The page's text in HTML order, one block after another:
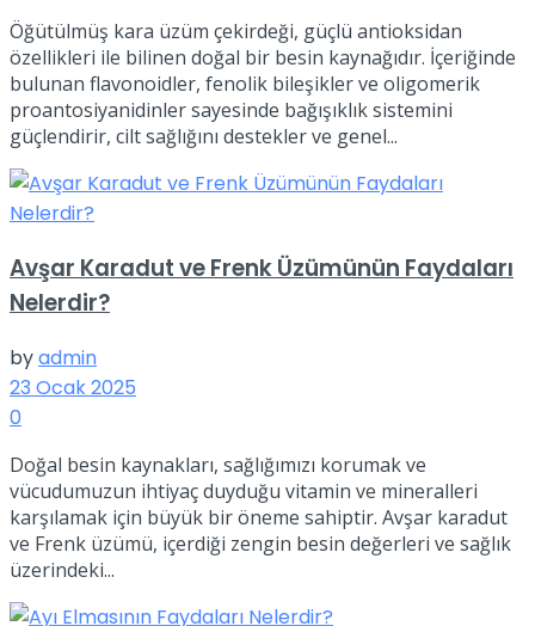
Öğütülmüş kara üzüm çekirdeği, güçlü antioksidan
özellikleri ile bilinen doğal bir besin kaynağıdır. İçeriğinde
bulunan flavonoidler, fenolik bileşikler ve oligomerik
proantosiyanidinler sayesinde bağışıklık sistemini
güçlendirir, cilt sağlığını destekler ve genel...
Avşar Karadut ve Frenk Üzümünün Faydaları
Nelerdir?
byadmin
23 Ocak 2025
0
Doğal besin kaynakları, sağlığımızı korumak ve
vücudumuzun ihtiyaç duyduğu vitamin ve mineralleri
karşılamak için büyük bir öneme sahiptir. Avşar karadut
ve Frenk üzümü, içerdiği zengin besin değerleri ve sağlık
üzerindeki...